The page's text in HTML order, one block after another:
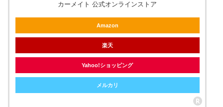
カーメイト 公式オンラインストア
Amazon
楽天
Yahoo!ショッピング
メルカリ